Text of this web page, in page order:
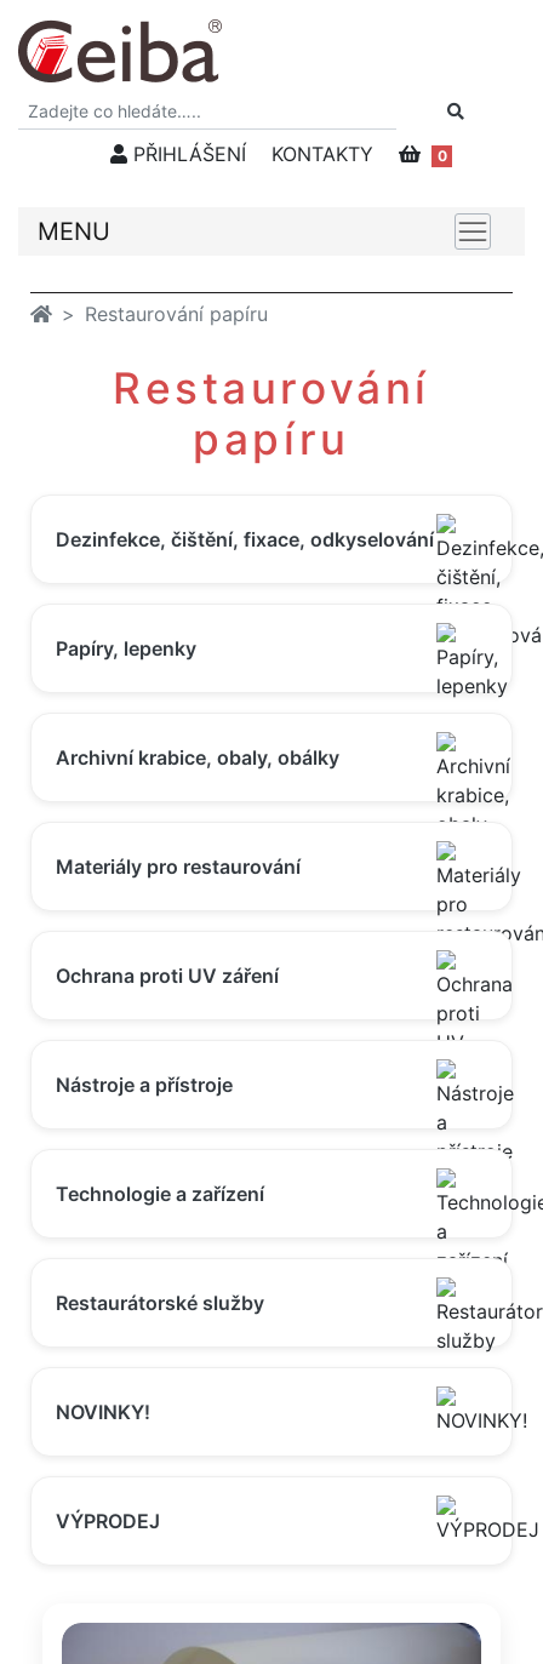
PŘIHLÁŠENÍ KONTAKTY 0
MENU
Restaurování papíru
Restaurování
papíru
Dezinfekce, čištění, fixace, odkyselování
Papíry, lepenky
Archivní krabice, obaly, obálky
Materiály pro restaurování
Ochrana proti UV záření
Nástroje a přístroje
Technologie a zařízení
Restaurátorské služby
NOVINKY!
VÝPRODEJ